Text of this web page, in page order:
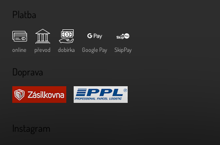
Platba
online převod dobírka Google Pay SkipPay
Doprava
Instagram